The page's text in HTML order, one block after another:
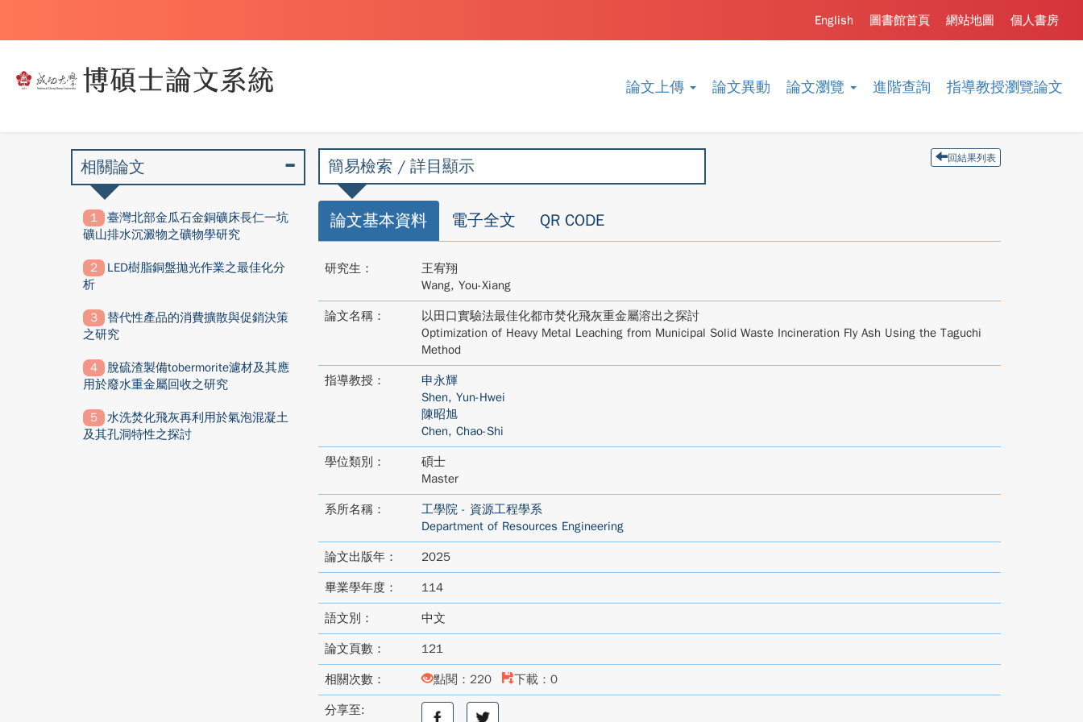
論文上傳 論文異動 論文瀏覽 進階查詢 指導教授瀏覽論文
個人書房
網站地圖
圖書館首頁
English
簡易檢索 / 詳目顯示 回結果列表
論文基本資料 電子全文 QR CODE
研究生：
王宥翔
Wang, You-Xiang
論文名稱：
以田口實驗法最佳化都市焚化飛灰重金屬溶出之探討
Optimization of Heavy Metal Leaching from Municipal Solid Waste Incineration Fly Ash Using the Taguchi
Method
指導教授：
申永輝
Shen, Yun-Hwei
陳昭旭
Chen, Chao-Shi
學位類別：
碩士
Master
系所名稱：
工學院 - 資源工程學系
Department of Resources Engineering
論文出版年： 2025
畢業學年度： 114
語文別： 中文
論文頁數： 121
相關次數： 點閱：220 下載：0
分享至:
分
分
相關論文
臺灣北部金瓜石金銅礦床長仁一坑
礦山排水沉澱物之礦物學研究
LED樹脂銅盤拋光作業之最佳化分
析
替代性產品的消費擴散與促銷決策
之研究
脫硫渣製備tobermorite濾材及其應
用於廢水重金屬回收之研究
水洗焚化飛灰再利用於氣泡混凝土
及其孔洞特性之探討